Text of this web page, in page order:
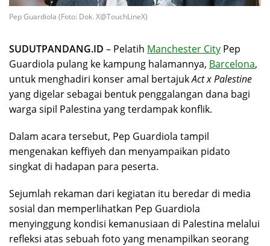
Pep Guardiola (Foto: Dok. X@TouchLineX)
SUDUTPANDANG.ID – Pelatih Manchester City Pep
Guardiola pulang ke kampung halamannya, Barcelona,
untuk menghadiri konser amal bertajukAct x Palestine
yang digelar sebagai bentuk penggalangan dana bagi
warga sipil Palestina yang terdampak konflik.
Dalam acara tersebut, Pep Guardiola tampil
mengenakan keffiyeh dan menyampaikan pidato
singkat di hadapan para peserta.
Sejumlah rekaman dari kegiatan itu beredar di media
sosial dan memperlihatkan Pep Guardiola
menyinggung kondisi kemanusiaan di Palestina melalui
refleksi atas sebuah foto yang menampilkan seorang